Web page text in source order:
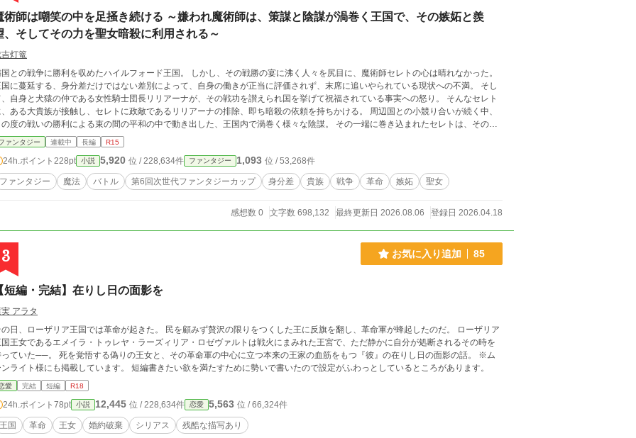
術師は嘲笑の中を足掻き続ける ～嫌われ魔術師は、策謀と陰謀が渦巻く王国で、その嫉妬と羨
、そしてその力を聖女暗殺に利用される～
灯篭
との戦争に勝利を収めたハイルフォード王国。 しかし、その戦勝の宴に沸く人々を尻目に、魔術師セレトの心は晴れなかった。
に蔓延する、身分差だけではない差別によって、自身の働きが正当に評価されず、末席に追いやられている現状への不満。 そし
自身と犬猿の仲である女性騎士団長リリアーナが、その戦功を讃えられ国を挙げて祝福されている事実への怒り。 そんなセレト
ある大貴族が接触し、セレトに政敵であるリリアーナの排除、即ち暗殺の依頼を持ちかける。 周辺国との小競り合いが続く中、
度の戦いの勝利による束の間の平和の中で動き出した、王国内で渦巻く様々な陰謀。 その一端に巻き込まれたセレトは、その中
き残りの道を模索しながら、同時に自身の出世のため戦い続けることを決意するのであった。 ＝＝＝＝＝＝＝＝＝＝＝＝＝＝＝
＝＝＝＝＝＝＝＝＝＝＝＝＝＝＝＝＝＝ 「小説家になろう」においても、同内容の小説を公開しております。 ※最新話は、「小
になろう」にて公開中です。
ァンタジー 連載中 長編 R15
24h.ポイント 228pt 小説 5,920 位 / 228,634件 ファンタジー 1,093 位 / 53,268件
ファンタジー 魔法 バトル 第6回次世代ファンタジーカップ 身分差 貴族 戦争 革命 嫉妬 聖女
感想数 0 文字数 698,132 最終更新日 2026.08.06 登録日 2026.04.18
3 お気に入り追加 85
短編・完結】在りし日の面影を
アラタ
日、ローザリア王国では革命が起きた。 民を顧みず贅沢の限りをつくした王に反旗を翻し、革命軍が蜂起したのだ。 ローザリア
王女であるエメイラ・トゥレヤ・ラーズィリア・ロゼヴァルトは戦火にまみれた王宮で、ただ静かに自分が処断されるその時を
を覚悟する偽りの王女と、その革命軍の中心に立つ本来の王家の血筋をもつ『彼』の在りし日の面影の話。 ※ム
ーンライト様にも掲載しています。 短編書きたい欲を満たすために勢いで書いたので設定がふわっとしているところがあります。
愛 完結 短編 R18
24h.ポイント 78pt 小説 12,445 位 / 228,634件 恋愛 5,563 位 / 66,324件
王国 革命 王女 婚約破棄 シリアス 残酷な描写あり